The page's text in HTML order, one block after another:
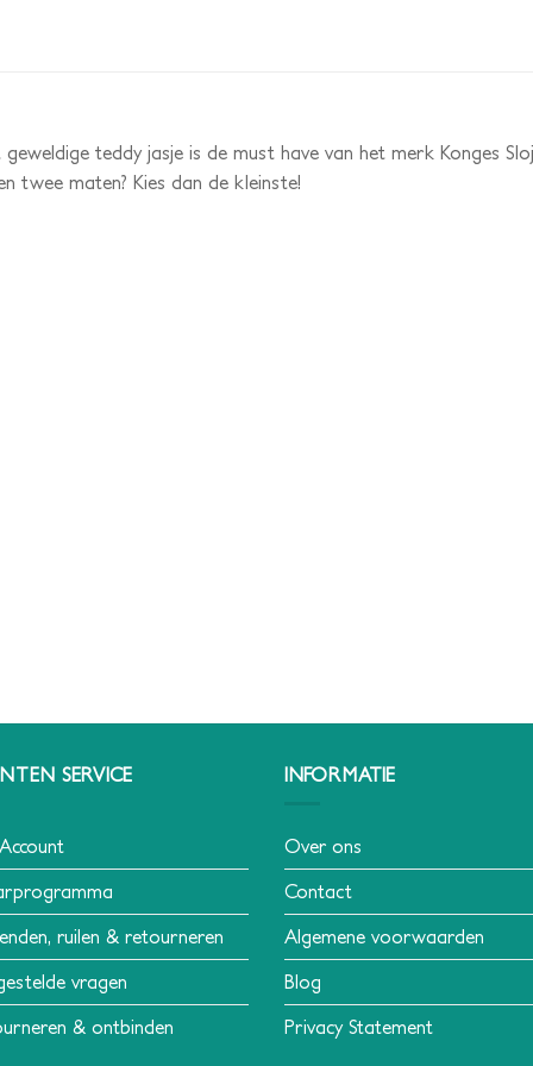
geweldige teddy jasje is de must have van het merk Konges
twee maten? Kies dan de kleinste!
SERVICE
ruilen & retourneren
vragen
& ontbinden
INFORMATIE
Over ons
Contact
Algemene voorwaarden
Blog
Privacy Statement